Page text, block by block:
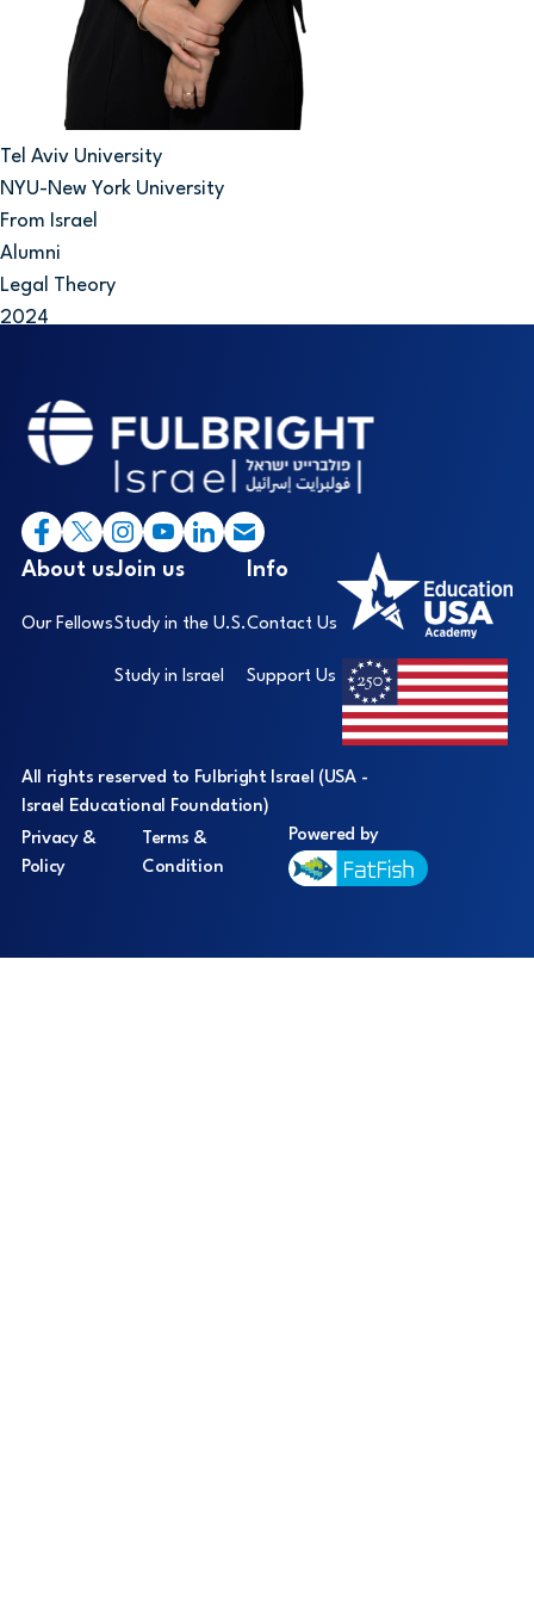
Tel Aviv University
NYU-New York University
From Israel
Alumni
Legal Theory
2024
Footer
About us
Our Fellows
Join us
Study in the U.S.
Study in Israel
Info
Contact Us
Support Us
All rights reserved to Fulbright Israel (USA -
Israel Educational Foundation)
Privacy &
Policy
Terms &
Condition
Powered by